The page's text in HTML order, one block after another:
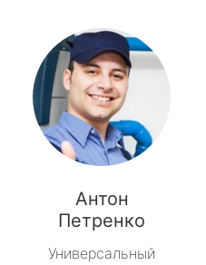
Антон
Петренко
Универсальный